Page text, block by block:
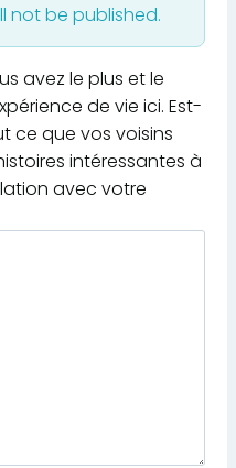
not be published.
avez le plus et le
de vie ici. Est-
ce que vos voisins
intéressantes à
avec votre